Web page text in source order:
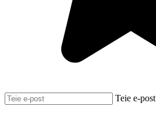
Teie e-post